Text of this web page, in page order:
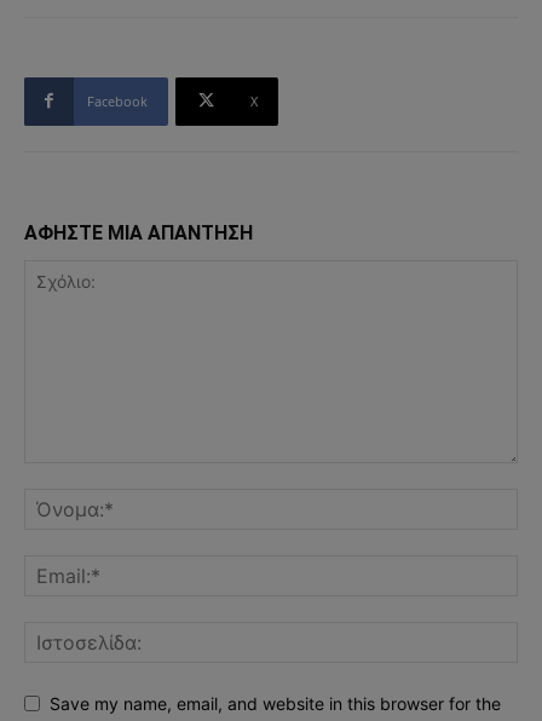
Facebook X
ΑΦΗΣΤΕ ΜΙΑ ΑΠΑΝΤΗΣΗ
Save my name, email, and website in this browser for the